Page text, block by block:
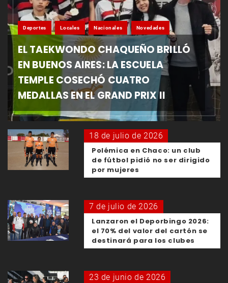
Deportes Locales Nacionales Novedades
EL TAEKWONDO CHAQUEÑO BRILLÓ
EN BUENOS AIRES: LA ESCUELA
TEMPLE COSECHÓ CUATRO
MEDALLAS EN EL GRAND PRIX II
18 de julio de 2026
Polémica en Chaco: un club
de fútbol pidió no ser dirigido
por mujeres
7 de julio de 2026
Lanzaron el Deporbingo 2026:
el 70% del valor del cartón se
destinará para los clubes
23 de junio de 2026